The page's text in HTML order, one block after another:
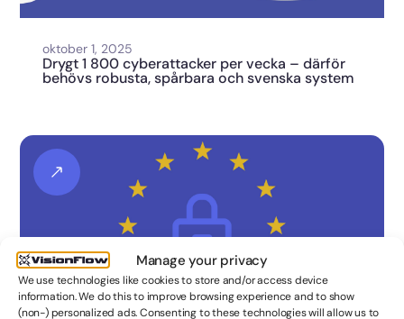
Manage your privacy
We use technologies like cookies to store and/or access device
information. We do this to improve browsing experience and to show
(non-) personalized ads. Consenting to these technologies will allow us to
oktober 1, 2025
Drygt 1 800 cyberattacker per vecka – därför
behövs robusta, spårbara och svenska system